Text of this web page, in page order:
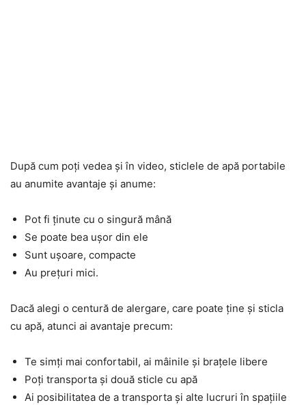
După cum poți vedea și în video, sticlele de apă portabile
au anumite avantaje și anume:
Pot fi ținute cu o singură mână
Se poate bea ușor din ele
Sunt ușoare, compacte
Au prețuri mici.
Dacă alegi o centură de alergare, care poate ține și sticla
cu apă, atunci ai avantaje precum:
Te simți mai confortabil, ai mâinile și brațele libere
Poți transporta și două sticle cu apă
Ai posibilitatea de a transporta și alte lucruri în spațiile